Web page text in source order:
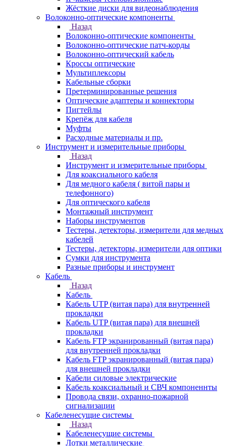
Жёсткие диски для видеонаблюдения
Волоконно-оптические компоненты
Назад
Волоконно-оптические компоненты
Волоконно-оптические патч-корды
Волоконно-оптический кабель
Кроссы оптические
Мультиплексоры
Кабельные сборки
Претерминированные решения
Оптические адаптеры и коннекторы
Пигтейлы
Крепёж для кабеля
Муфты
Расходные материалы и пр.
Инструмент и измерительные приборы
Назад
Инструмент и измерительные приборы
Для коаксиального кабеля
Для медного кабеля ( витой пары и
телефонного)
Для оптического кабеля
Монтажный инструмент
Наборы инструментов
Тестеры, детекторы, измерители для медных
кабелей
Тестеры, детекторы, измерители для оптики
Сумки для инструмента
Разные приборы и инструмент
Кабель
Назад
Кабель
Кабель UTP (витая пара) для внутренней
прокладки
Кабель UTP (витая пара) для внешней
прокладки
Кабель FTP экранированный (витая пара)
для внутренней прокладки
Кабель FTP экранированный (витая пара)
для внешней прокладки
Кабели силовые электрические
Кабель коаксиальный и СВЧ компоненнты
Провода связи, охранно-пожарной
сигнализации
Кабеленесущие системы
Назад
Кабеленесущие системы
Лотки металлические